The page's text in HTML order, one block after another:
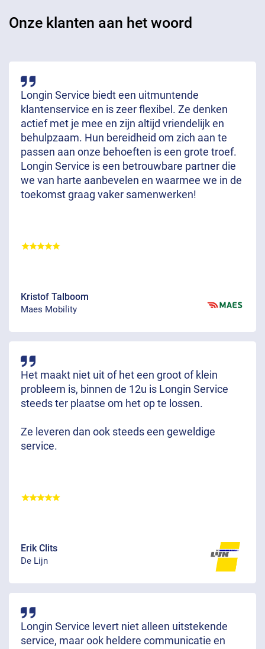
Onze klanten aan het woord
Longin Service biedt een uitmuntende
klantenservice en is zeer flexibel. Ze denken
actief met je mee en zijn altijd vriendelijk en
behulpzaam. Hun bereidheid om zich aan te
passen aan onze behoeften is een grote troef.
Longin Service is een betrouwbare partner die
we van harte aanbevelen en waarmee we in de
toekomst graag vaker samenwerken!
Kristof Talboom
Maes Mobility
Het maakt niet uit of het een groot of klein
probleem is, binnen de 12u is Longin Service
steeds ter plaatse om het op te lossen.
Ze leveren dan ook steeds een geweldige
service.
Erik Clits
De Lijn
Longin Service levert niet alleen uitstekende
service, maar ook heldere communicatie en